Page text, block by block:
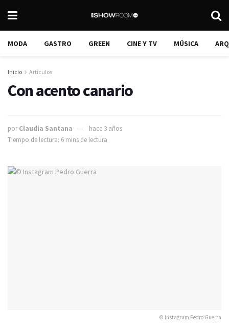
MODA GASTRO GREEN CINE Y TV MÚSICA
Inicio Artículos
Con acento canario
por Claudia Santana
hace 3 años
Tiempo de lectura: 6 mins de lectura
© Instagram Pedro Guerra